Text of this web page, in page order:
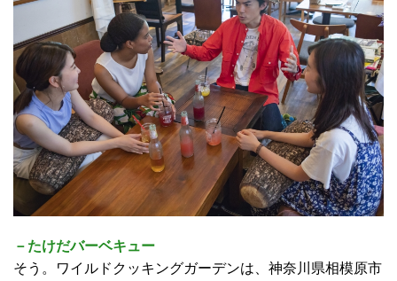
－たけだバーベキュー
そう。ワイルドクッキングガーデンは、神奈川県相模原市